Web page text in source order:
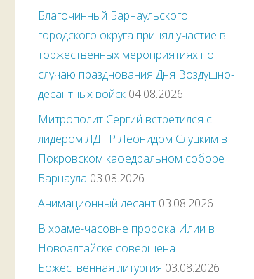
Благочинный Барнаульского
городского округа принял участие в
торжественных мероприятиях по
случаю празднования Дня Воздушно-
десантных войск 04.08.2026
Митрополит Сергий встретился с
лидером ЛДПР Леонидом Слуцким в
Покровском кафедральном соборе
Барнаула 03.08.2026
Анимационный десант 03.08.2026
В храме-часовне пророка Илии в
Новоалтайске совершена
Божественная литургия 03.08.2026